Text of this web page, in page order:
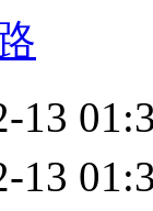
13
13